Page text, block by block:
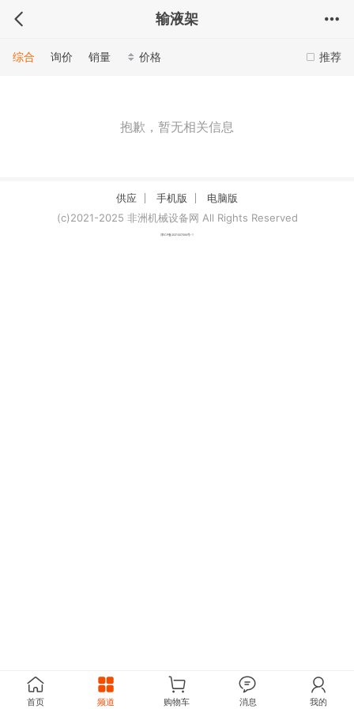
输液架
推荐
综合 询价 销量 价格
抱歉，暂无相关信息
供应 手机版
电脑版
(c)2021-2025 非洲机械设备网 All Rights Reserved
津ICP备2021007094号-1
首页 频道 购物车 消息 我的